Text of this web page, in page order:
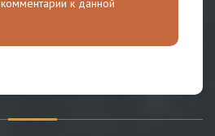
комментарии к данной